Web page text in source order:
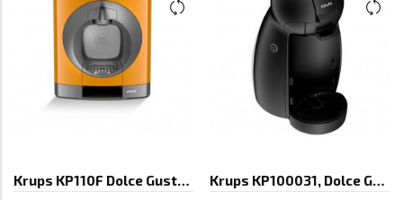
Krups KP110F Dolce Gusto OBLO, Espresso Krups KP100031, Dolce Gusto Piccolo,